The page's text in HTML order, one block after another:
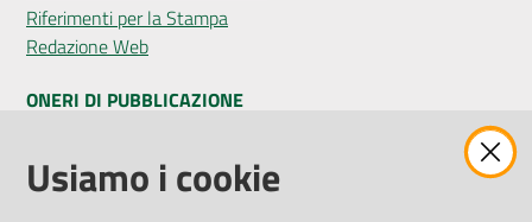
Riferimenti per la Stampa
Redazione Web
ONERI DI PUBBLICAZIONE
Amministrazione Trasparente
Pubblicità legale
Usiamo i cookie